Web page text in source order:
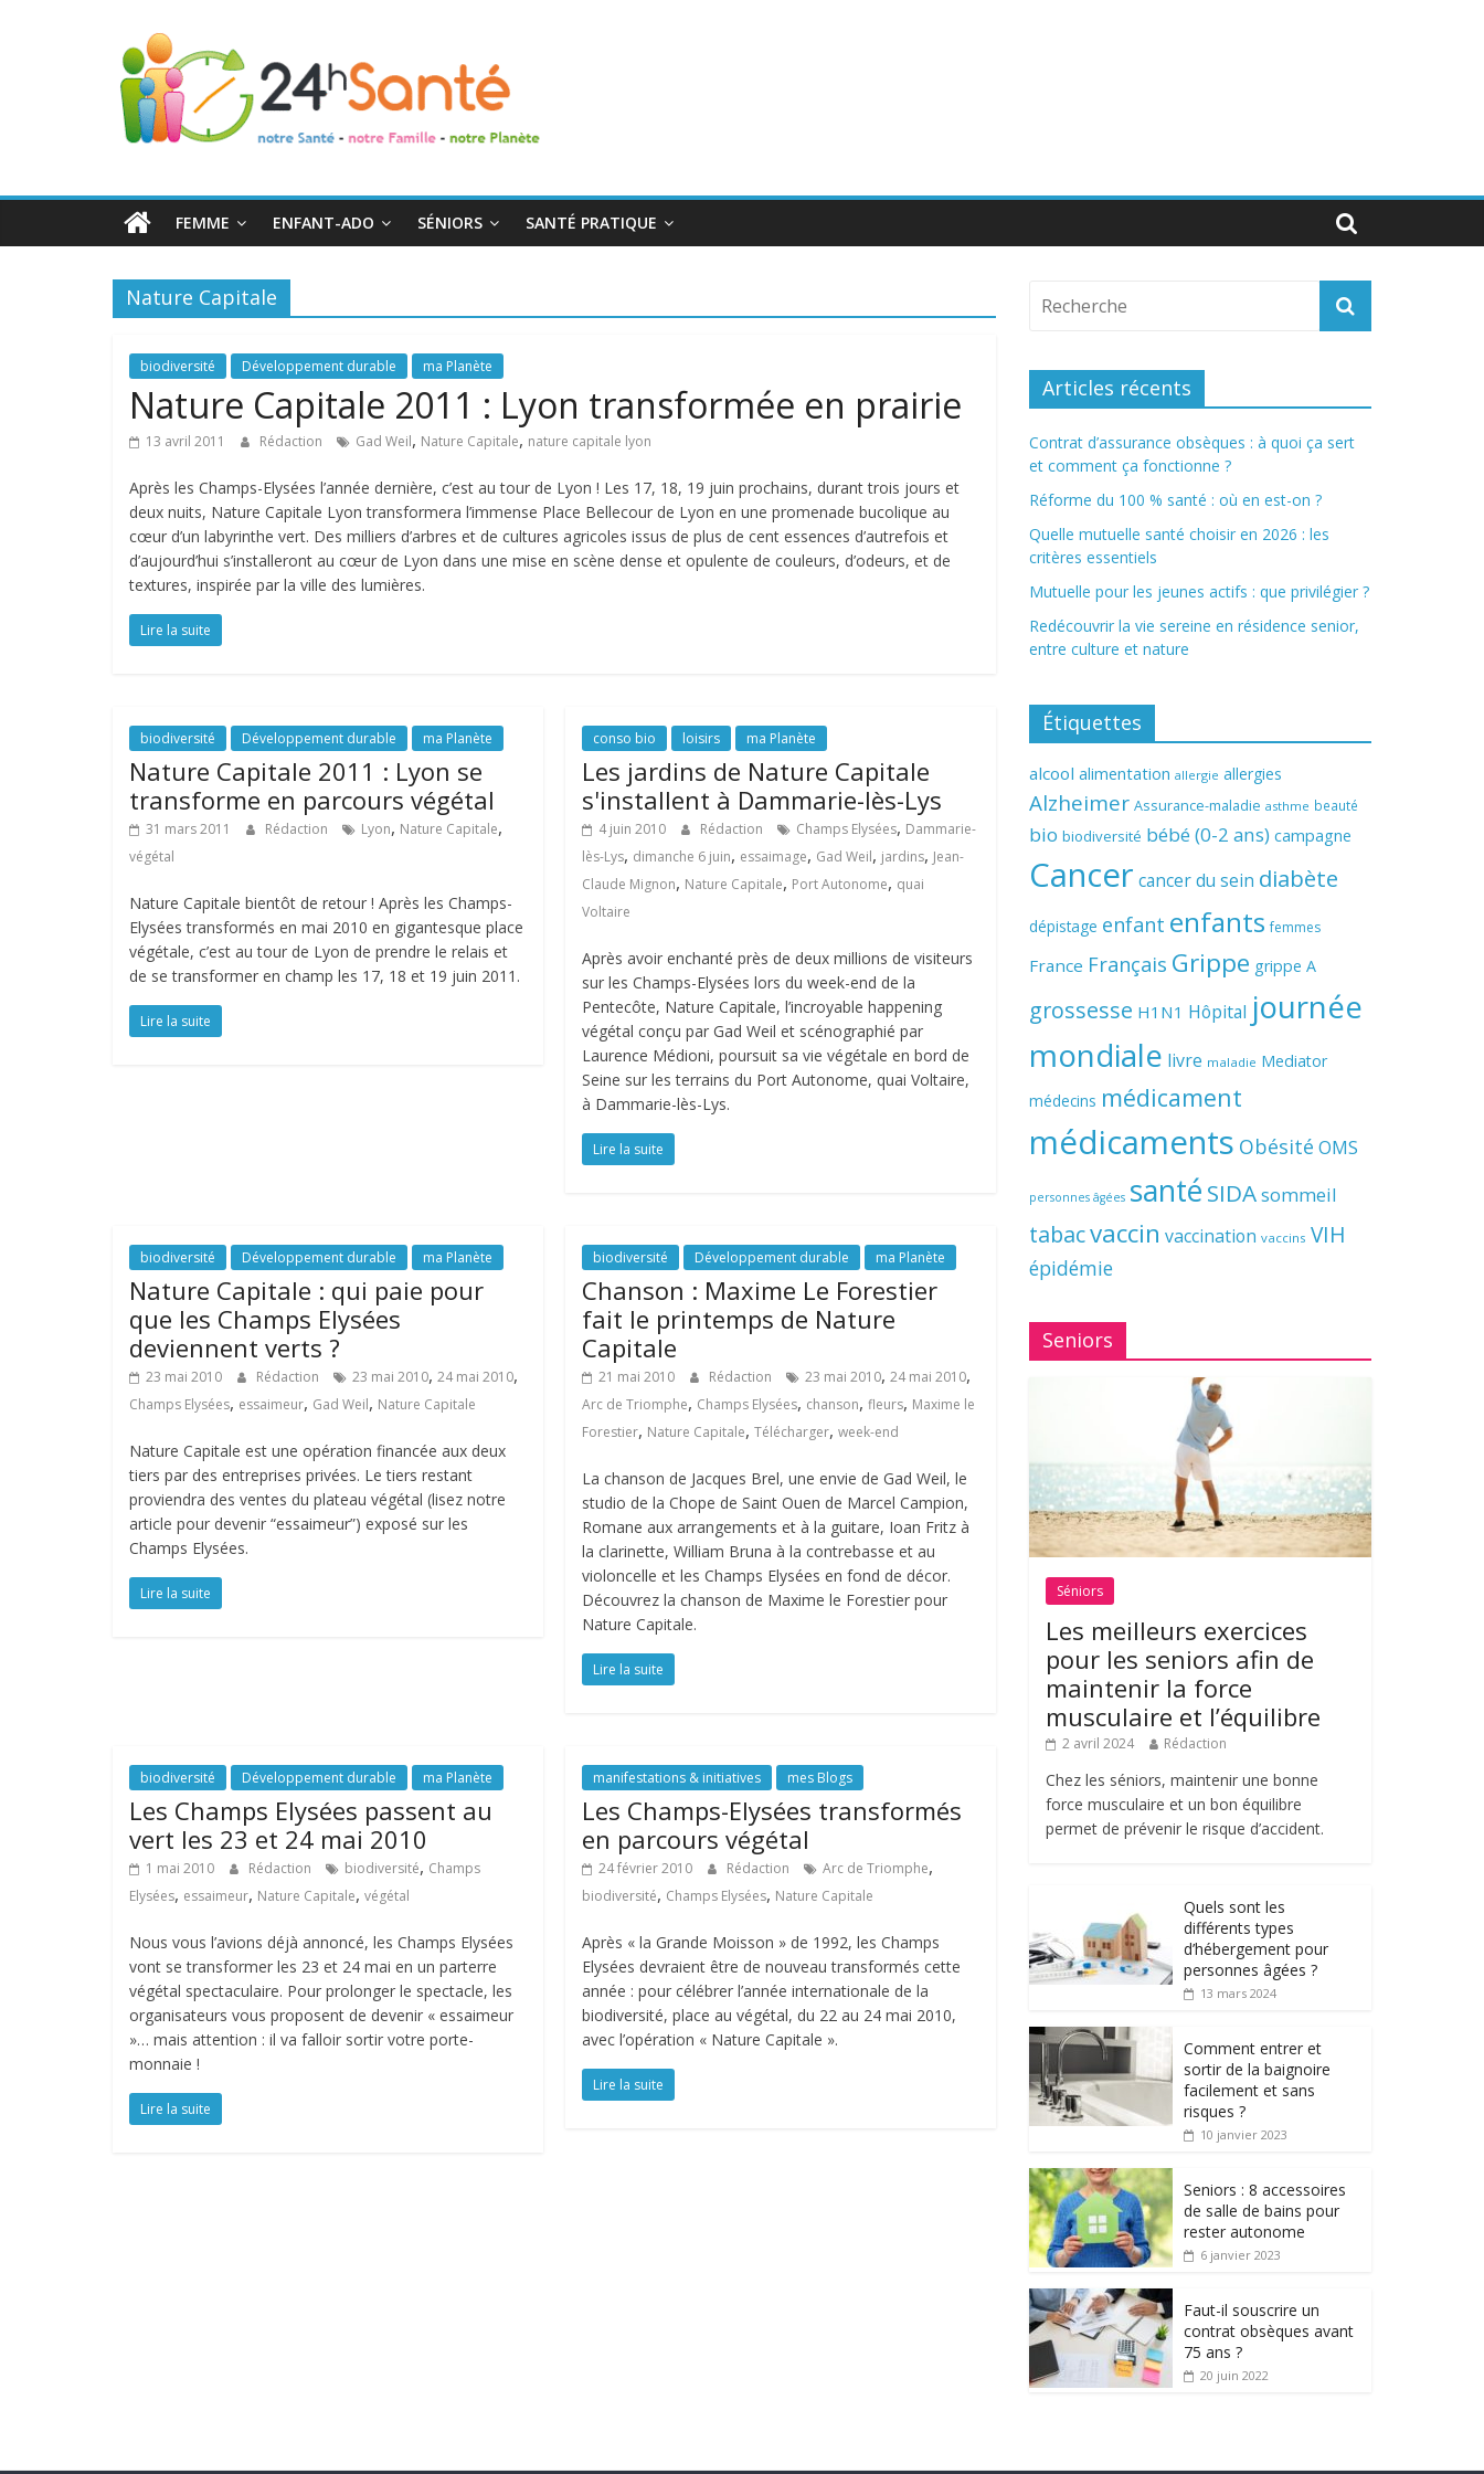
24h
Santé
toute
famille
FEMME ENFANT-ADO SÉNIORS SANTÉ PRATIQUE
Nature Capitale
biodiversité Développement durable ma Planète
Nature Capitale 2011 : Lyon transformée en prairie
13 avril 2011 Rédaction Gad Weil, Nature Capitale, nature capitale lyon
Après les Champs-Elysées l’année dernière, c’est au tour de Lyon ! Les 17, 18, 19 juin prochains, durant trois jours et
deux nuits, Nature Capitale Lyon transformera l’immense Place Bellecour de Lyon en une promenade bucolique au
cœur d’un labyrinthe vert. Des milliers d’arbres et de cultures agricoles issus de plus de cent essences d’autrefois et
d’aujourd’hui s’installeront au cœur de Lyon dans une mise en scène dense et opulente de couleurs, d’odeurs, et de
textures, inspirée par la ville des lumières.
Lire la suite
biodiversité Développement durable ma Planète
Nature Capitale 2011 : Lyon se
transforme en parcours végétal
31 mars 2011 Rédaction Lyon, Nature Capitale,
végétal
Nature Capitale bientôt de retour ! Après les Champs-
Elysées transformés en mai 2010 en gigantesque place
végétale, c’est au tour de Lyon de prendre le relais et
de se transformer en champ les 17, 18 et 19 juin 2011.
Lire la suite
conso bio loisirs ma Planète
Les jardins de Nature Capitale
s'installent à Dammarie-lès-Lys
4 juin 2010 Rédaction Champs Elysées, Dammarie-
lès-Lys, dimanche 6 juin, essaimage, Gad Weil, jardins, Jean-
Claude Mignon, Nature Capitale, Port Autonome, quai
Voltaire
Après avoir enchanté près de deux millions de visiteurs
sur les Champs-Elysées lors du week-end de la
Pentecôte, Nature Capitale, l’incroyable happening
végétal conçu par Gad Weil et scénographié par
Laurence Médioni, poursuit sa vie végétale en bord de
Seine sur les terrains du Port Autonome, quai Voltaire,
à Dammarie-lès-Lys.
Lire la suite
biodiversité Développement durable ma Planète
Nature Capitale : qui paie pour
que les Champs Elysées
deviennent verts ?
23 mai 2010 Rédaction 23 mai 2010, 24 mai 2010,
Champs Elysées, essaimeur, Gad Weil, Nature Capitale
Nature Capitale est une opération financée aux deux
tiers par des entreprises privées. Le tiers restant
proviendra des ventes du plateau végétal (lisez notre
article pour devenir “essaimeur”) exposé sur les
Champs Elysées.
Lire la suite
biodiversité Développement durable ma Planète
Chanson : Maxime Le Forestier
fait le printemps de Nature
Capitale
21 mai 2010 Rédaction 23 mai 2010,24 mai 2010,
Arc de Triomphe, Champs Elysées, chanson,fleurs, Maxime le
Forestier, Nature Capitale,Télécharger,week-end
La chanson de Jacques Brel, une envie de Gad Weil, le
studio de la Chope de Saint Ouen de Marcel Campion,
Romane aux arrangements et à la guitare, Ioan Fritz à
la clarinette, William Bruna à la contrebasse et au
violoncelle et les Champs Elysées en fond de décor.
Découvrez la chanson de Maxime le Forestier pour
Nature Capitale.
Lire la suite
biodiversité Développement durable ma Planète
Les Champs Elysées passent au
vert les 23 et 24 mai 2010
1 mai 2010 Rédaction biodiversité, Champs
Elysées, essaimeur, Nature Capitale, végétal
Nous vous l’avions déjà annoncé, les Champs Elysées
vont se transformer les 23 et 24 mai en un parterre
végétal spectaculaire. Pour prolonger le spectacle, les
organisateurs vous proposent de devenir « essaimeur
»… mais attention : il va falloir sortir votre porte-
monnaie !
Lire la suite
manifestations & initiatives mes Blogs
Les Champs-Elysées transformés
en parcours végétal
24 février 2010 Rédaction Arc de Triomphe,
biodiversité, Champs Elysées, Nature Capitale
Après « la Grande Moisson » de 1992, les Champs
Elysées devraient être de nouveau transformés cette
année : pour célébrer l’année internationale de la
biodiversité, place au végétal, du 22 au 24 mai 2010,
avec l’opération « Nature Capitale ».
Lire la suite
Articles récents
Contrat d’assurance obsèques : à quoi ça sert
et comment ça fonctionne ?
Réforme du 100 % santé : où en est-on ?
Quelle mutuelle santé choisir en 2026 : les
critères essentiels
Mutuelle pour les jeunes actifs : que privilégier ?
Redécouvrir la vie sereine en résidence senior,
entre culture et nature
Étiquettes
alcool alimentation allergie allergies
Alzheimer Assurance-maladie asthme beauté
bio biodiversité bébé (0-2 ans) campagne
Cancer cancer du sein diabète
dépistage enfant enfants femmes
France Français Grippe grippe A
grossesse H1N1 Hôpital journée
mondiale livre maladie Mediator
médecins médicament
médicaments Obésité OMS
personnes âgées santé SIDAsommeil
tabacvaccin vaccination vaccins VIH
épidémie
Seniors
Séniors
Les meilleurs exercices
pour les seniors afin de
maintenir la force
musculaire et l’équilibre
2 avril 2024 Rédaction
Chez les séniors, maintenir une bonne
force musculaire et un bon équilibre
permet de prévenir le risque d’accident.
Quels sont les
différents types
d’hébergement pour
personnes âgées ?
13 mars 2024
Comment entrer et
sortir de la baignoire
facilement et sans
risques ?
10 janvier 2023
Seniors : 8 accessoires
de salle de bains pour
rester autonome
6 janvier 2023
Faut-il souscrire un
contrat obsèques avant
75 ans ?
20 juin 2022